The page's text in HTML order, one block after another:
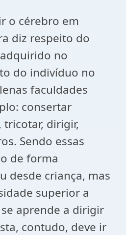
o cérebro em
diz respeito do
no
do indivíduo no
faculdades
consertar
dirigir,
Sendo essas
de forma
desde criança, mas
superior a
aprende a dirigir
contudo, deve ir